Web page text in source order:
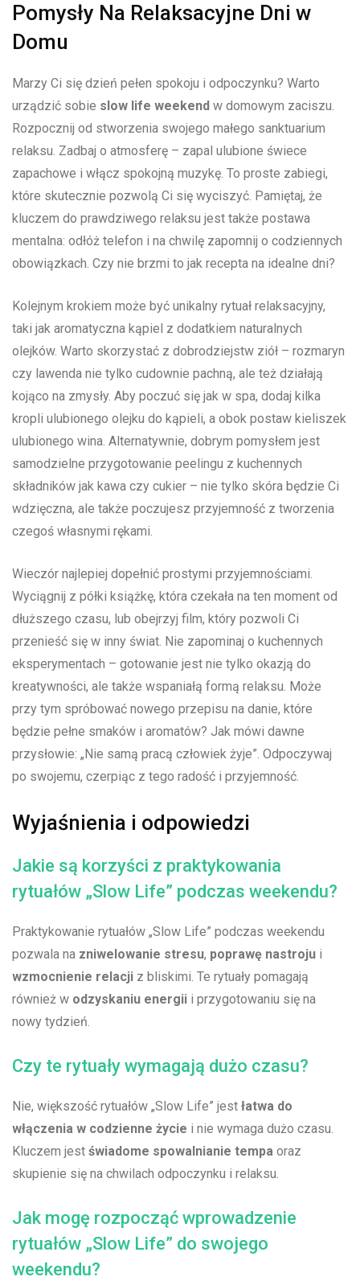
Pomysły Na Relaksacyjne ​Dni w⁣
Domu
Marzy Ci się dzień pełen spokoju i odpoczynku? Warto
urządzić sobie slow ⁤life weekend w domowym zaciszu.
Rozpocznij od stworzenia swojego małego sanktuarium
relaksu. Zadbaj o atmosferę – zapal ulubione świece
zapachowe i włącz spokojną muzykę.⁤ To proste zabiegi,
które skutecznie pozwolą Ci się wyciszyć. Pamiętaj, że
kluczem ​do prawdziwego⁢ relaksu jest także postawa
mentalna: odłóż telefon i na chwilę zapomnij o codziennych
obowiązkach. Czy nie brzmi to jak recepta na idealne dni?
Kolejnym krokiem może być unikalny rytuał relaksacyjny,
taki jak aromatyczna kąpiel z dodatkiem naturalnych
olejków. Warto skorzystać z dobrodziejstw ziół – rozmaryn
czy lawenda nie tylko cudownie pachną, ale też działają
kojąco ⁤na zmysły. Aby poczuć się jak ⁤w spa, dodaj kilka‍
kropli ‍ulubionego olejku do kąpieli, a obok postaw kieliszek
ulubionego wina. Alternatywnie, dobrym pomysłem jest
samodzielne przygotowanie peelingu z ⁢kuchennych
składników jak kawa⁤ czy cukier – nie tylko skóra będzie Ci
wdzięczna, ale także poczujesz przyjemność z tworzenia
czegoś ​własnymi rękami.
Wieczór najlepiej dopełnić prostymi przyjemnościami.
Wyciągnij z półki książkę, która czekała na ten moment od
dłuższego czasu, lub obejrzyj film, który pozwoli Ci
przenieść się w inny świat. Nie ​zapominaj o kuchennych
eksperymentach – ‌gotowanie jest nie tylko okazją do
kreatywności, ale także wspaniałą formą relaksu. Może
przy‌ tym spróbować nowego przepisu na danie, które
będzie pełne smaków i aromatów? Jak‍ mówi dawne
przysłowie: „Nie samą pracą człowiek żyje”. Odpoczywaj
po‍ swojemu, czerpiąc z tego radość i przyjemność.
Wyjaśnienia i odpowiedzi
Jakie są korzyści z praktykowania
rytuałów „Slow Life” podczas weekendu?
Praktykowanie rytuałów „Slow Life” podczas⁤ weekendu
pozwala na zniwelowanie⁤ stresu, poprawę nastroju i
wzmocnienie relacji z bliskimi. Te rytuały pomagają
również w odzyskaniu energii i przygotowaniu się na
nowy tydzień.
Czy te rytuały wymagają dużo czasu?
Nie, większość rytuałów‌ „Slow Life” jest łatwa do
‍włączenia w codzienne życie i nie wymaga⁤ dużo czasu.
Kluczem ​jest świadome spowalnianie⁢ tempa oraz
skupienie się na chwilach odpoczynku ⁣i relaksu.
Jak mogę rozpocząć wprowadzenie
rytuałów „Slow Life” do swojego
weekendu?